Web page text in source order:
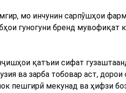
мо инчунин сарпӯшҳои
гуногуни бренд мувофиқат
қатъии сифат
ва зарба тобовар аст,
пешгирӣ мекунад ва ҳифзи